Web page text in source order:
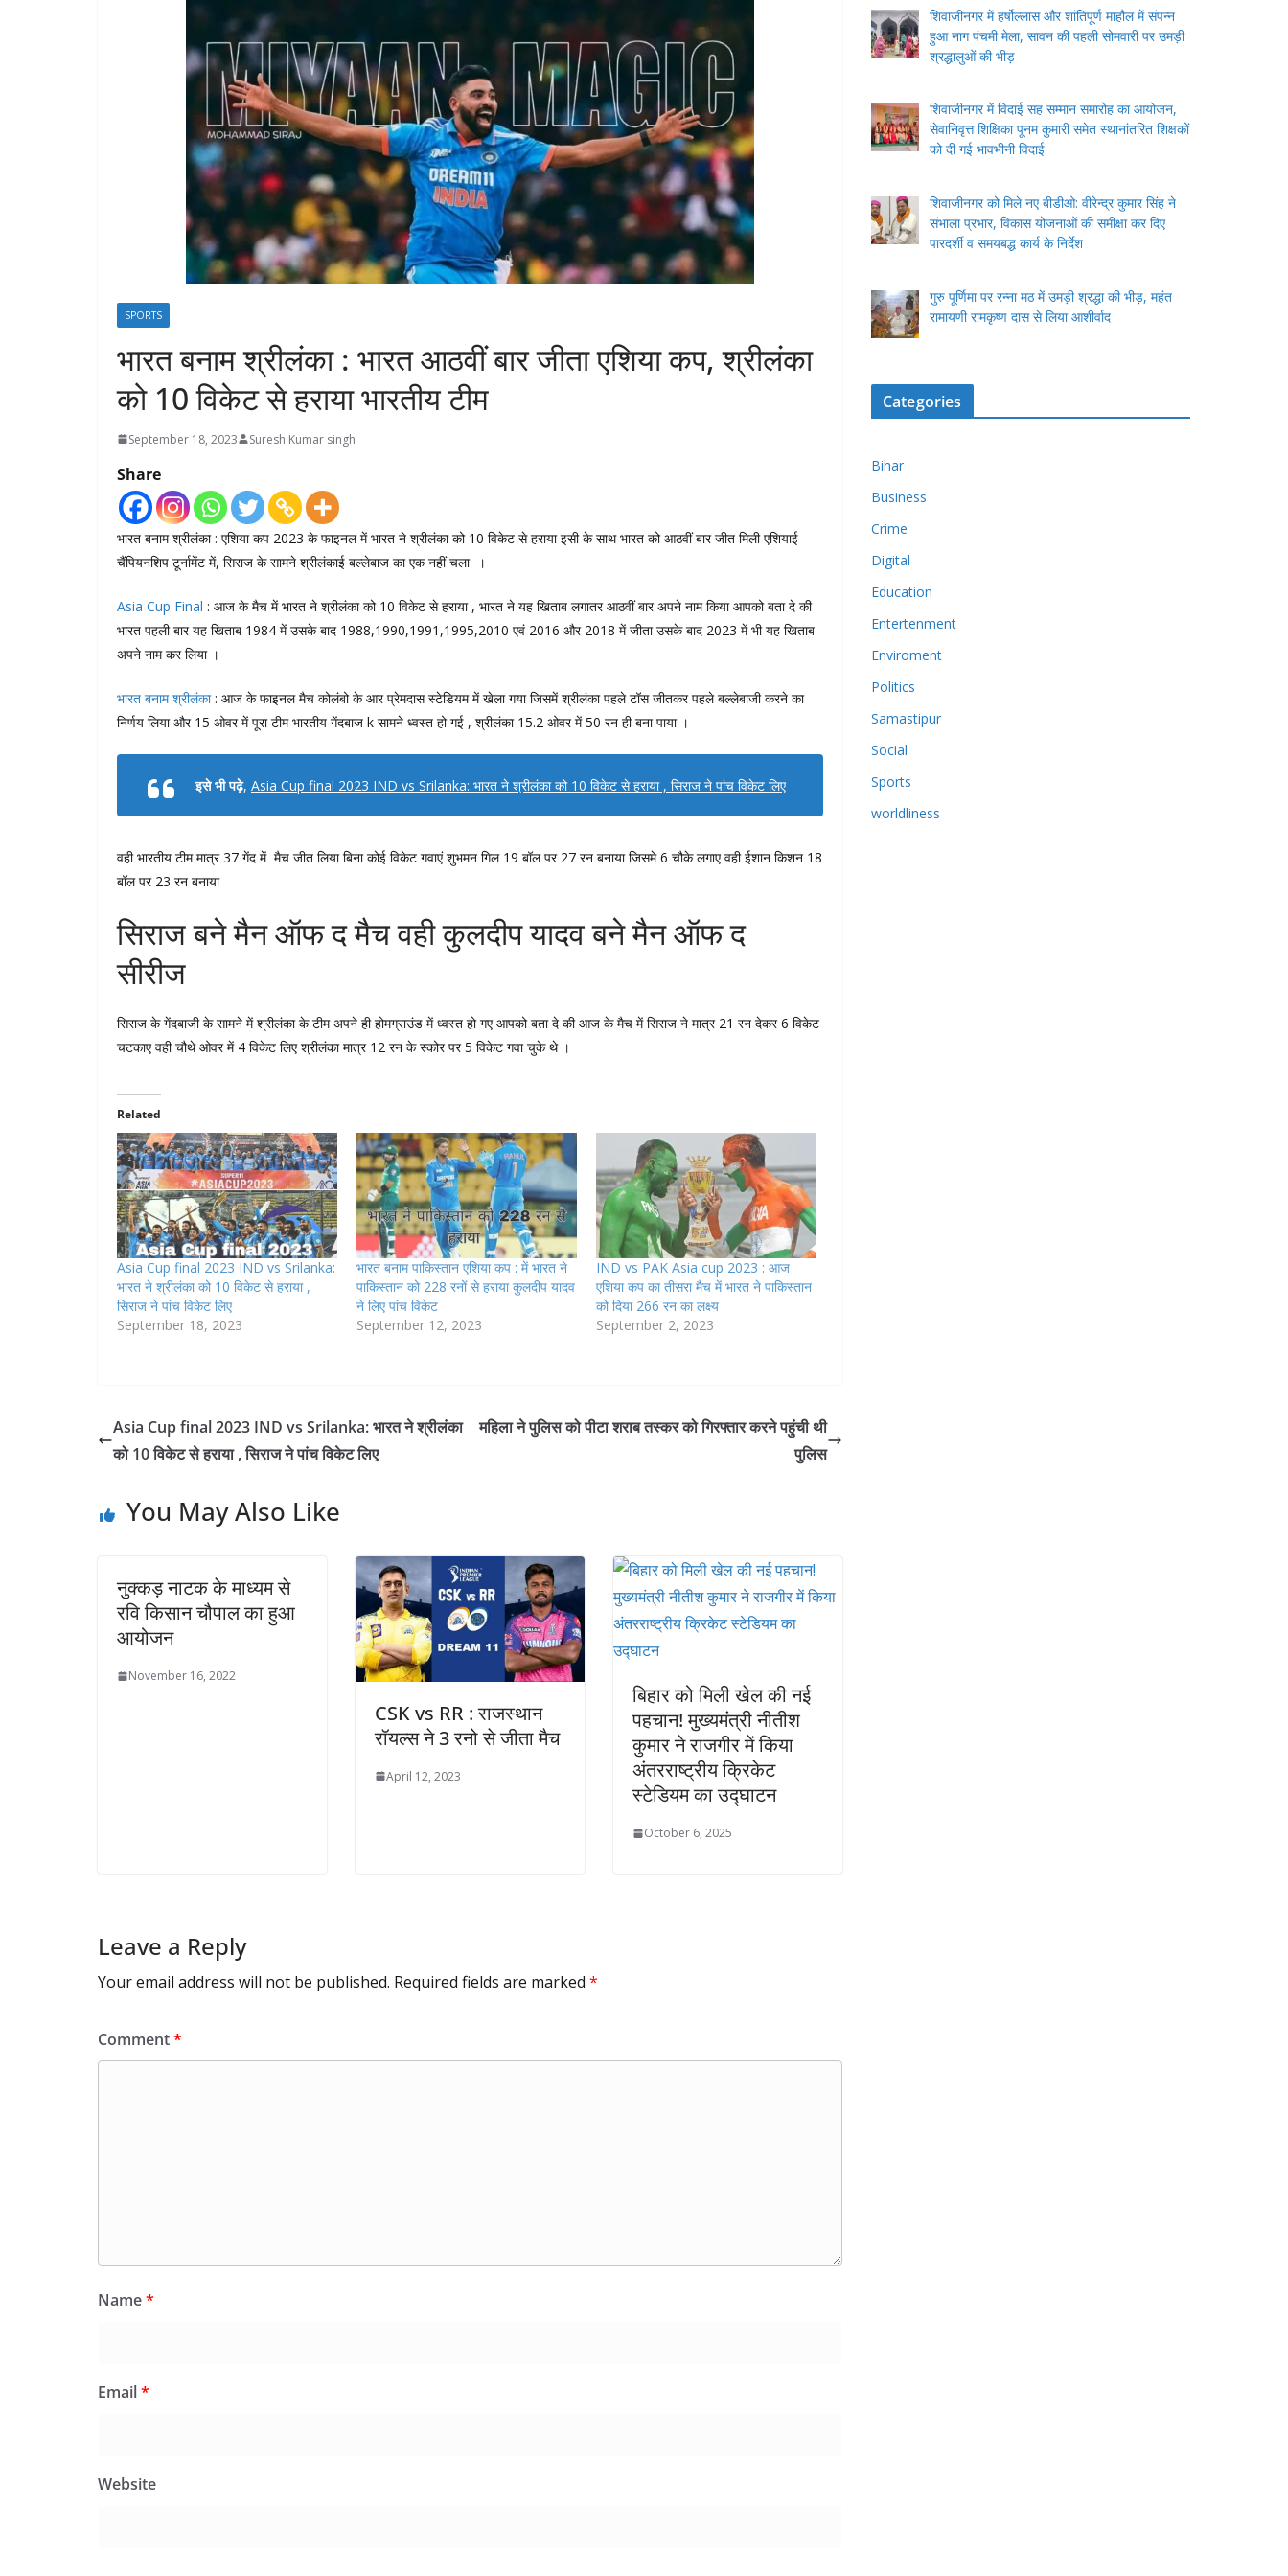
SPORTS
भारत बनाम श्रीलंका : भारत आठवीं बार जीता एशिया कप, श्रीलंका
को 10 विकेट से हराया भारतीय टीम
September 18, 2023 Suresh Kumar singh
Share
भारत बनाम श्रीलंका : एशिया कप 2023 के फाइनल में भारत ने श्रीलंका को 10 विकेट से हराया इसी के साथ भारत को आठवीं बार जीत मिली एशियाई
चैंपियनशिप टूर्नामेंट में, सिराज के सामने श्रीलंकाई बल्लेबाज का एक नहीं चला ।
Asia Cup Final : आज के मैच में भारत ने श्रीलंका को 10 विकेट से हराया , भारत ने यह खिताब लगातर आठवीं बार अपने नाम किया आपको बता दे की
भारत पहली बार यह खिताब 1984 में उसके बाद 1988,1990,1991,1995,2010 एवं 2016 और 2018 में जीता उसके बाद 2023 में भी यह खिताब
अपने नाम कर लिया ।
भारत बनाम श्रीलंका : आज के फाइनल मैच कोलंबो के आर प्रेमदास स्टेडियम में खेला गया जिसमें श्रीलंका पहले टॉस जीतकर पहले बल्लेबाजी करने का
निर्णय लिया और 15 ओवर में पूरा टीम भारतीय गेंदबाज k सामने ध्वस्त हो गई , श्रीलंका 15.2 ओवर में 50 रन ही बना पाया ।
इसे भी पढ़े, Asia Cup final 2023 IND vs Srilanka: भारत ने श्रीलंका को 10 विकेट से हराया , सिराज ने पांच विकेट लिए
वही भारतीय टीम मात्र 37 गेंद में मैच जीत लिया बिना कोई विकेट गवाएं शुभमन गिल 19 बॉल पर 27 रन बनाया जिसमे 6 चौके लगाए वही ईशान किशन 18
बॉल पर 23 रन बनाया
सिराज बने मैन ऑफ द मैच वही कुलदीप यादव बने मैन ऑफ द
सीरीज
सिराज के गेंदबाजी के सामने में श्रीलंका के टीम अपने ही होमग्राउंड में ध्वस्त हो गए आपको बता दे की आज के मैच में सिराज ने मात्र 21 रन देकर 6 विकेट
चटकाए वही चौथे ओवर में 4 विकेट लिए श्रीलंका मात्र 12 रन के स्कोर पर 5 विकेट गवा चुके थे ।
Related
Asia Cup final 2023 IND vs Srilanka:
भारत ने श्रीलंका को 10 विकेट से हराया ,
सिराज ने पांच विकेट लिए
September 18, 2023
भारत बनाम पाकिस्तान एशिया कप : में भारत ने
पाकिस्तान को 228 रनों से हराया कुलदीप यादव
ने लिए पांच विकेट
September 12, 2023
IND vs PAK Asia cup 2023 : आज
एशिया कप का तीसरा मैच में भारत ने पाकिस्तान
को दिया 266 रन का लक्ष्य
September 2, 2023
Asia Cup final 2023 IND vs Srilanka: भारत ने श्रीलंका
को 10 विकेट से हराया , सिराज ने पांच विकेट लिए
महिला ने पुलिस को पीटा शराब तस्कर को गिरफ्तार करने पहुंची थी
पुलिस
You May Also Like
नुक्कड़ नाटक के माध्यम से
रवि किसान चौपाल का हुआ
आयोजन
November 16, 2022
CSK vs RR : राजस्थान
रॉयल्स ने 3 रनो से जीता मैच
April 12, 2023
बिहार को मिली खेल की नई
पहचान! मुख्यमंत्री नीतीश
कुमार ने राजगीर में किया
अंतरराष्ट्रीय क्रिकेट
स्टेडियम का उद्घाटन
October 6, 2025
Leave a Reply
Your email address will not be published. Required fields are marked *
Comment*
Name*
Email*
Website
शिवाजीनगर में हर्षोल्लास और शांतिपूर्ण माहौल में संपन्न
हुआ नाग पंचमी मेला, सावन की पहली सोमवारी पर उमड़ी
श्रद्धालुओं की भीड़
शिवाजीनगर में विदाई सह सम्मान समारोह का आयोजन,
सेवानिवृत्त शिक्षिका पूनम कुमारी समेत स्थानांतरित शिक्षकों
को दी गई भावभीनी विदाई
शिवाजीनगर को मिले नए बीडीओ: वीरेन्द्र कुमार सिंह ने
संभाला प्रभार, विकास योजनाओं की समीक्षा कर दिए
पारदर्शी व समयबद्ध कार्य के निर्देश
गुरु पूर्णिमा पर रन्ना मठ में उमड़ी श्रद्धा की भीड़, महंत
रामायणी रामकृष्ण दास से लिया आशीर्वाद
Categories
Bihar
Business
Crime
Digital
Education
Entertenment
Enviroment
Politics
Samastipur
Social
Sports
worldliness